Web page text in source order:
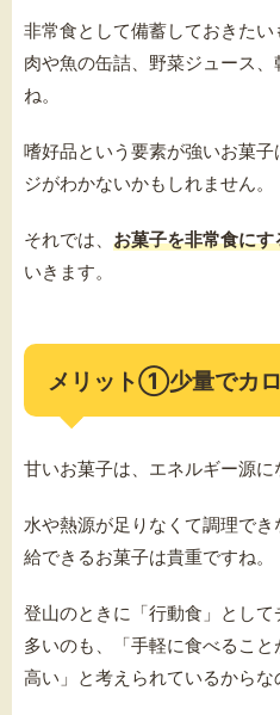
非常食として備蓄しておきたい
肉や魚の缶詰、野菜ジュース
ね。
嗜好品という要素が強いお菓
ジがわかないかもしれません。
それでは、 お菓子を非常食に
いきます。
メリット①少量でカ
甘いお菓子は、エネルギー源に
水や熱源が足りなくて調理で
給できるお菓子は貴重ですね。
登山のときに「行動食」とし
多いのも、「手軽に食べるこ
高い」と考えられているからな